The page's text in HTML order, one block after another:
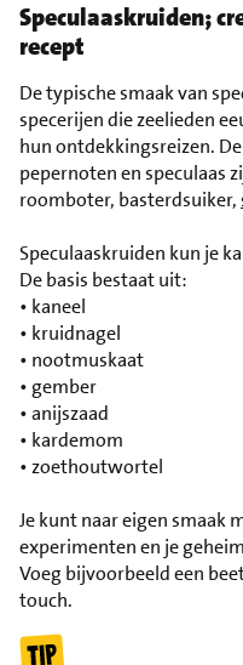
Speculaaskruiden;
recept
De typische smaak van
specerijen die zeelieden
hun ontdekkingsreizen.
pepernoten en speculaas
roomboter, basterdsuiker,
Speculaaskruiden kun je
De basis bestaat uit:
• kaneel
• kruidnagel
• nootmuskaat
• gember
• anijszaad
• kardemom
• zoethoutwortel
Je kunt naar eigen smaak
experimenten en je
Voeg bijvoorbeeld een
touch.